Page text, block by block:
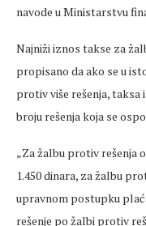
navode u Ministarstvu
Najniži iznos takse za
propisano da ako se u
protiv više rešenja,
broju rešenja koja se
„Za žalbu protiv rešenja
1.450 dinara, za žalbu
upravnom postupku
rešenje po žalbi protiv